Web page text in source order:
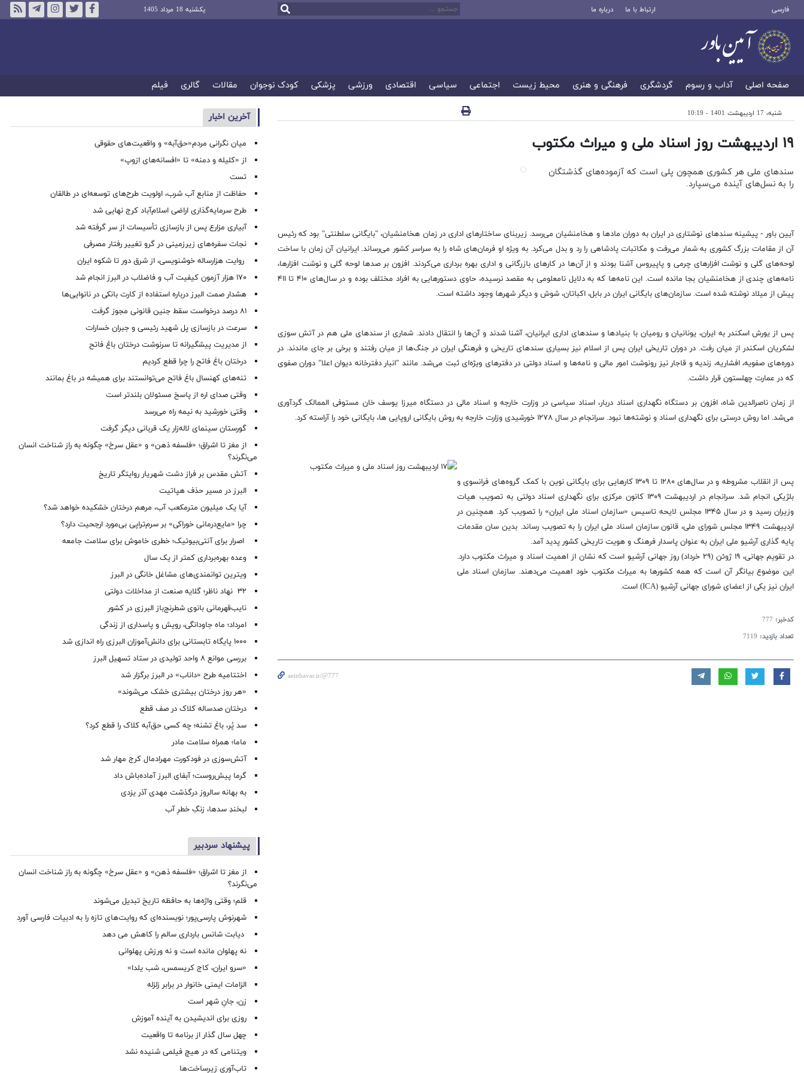
فارسی ارتباط با ما درباره ما یکشنبه 18 مرداد 1405
صفحه اصلی آداب و رسوم گردشگری فرهنگی و هنری محیط زیست اجتماعی سیاسی اقتصادی ورزشی پزشکی کودک نوجوان مقالات گالری فیلم
شنبه، 17 اردیبهشت 1401 - 10:19
۱۹ اردیبهشت روز اسناد ملی و میراث مکتوب
­سند‌های ملی هر کشوری همچون پلی است که آزموده‌های گذشتگان
را به نسل‌های آینده می‌سپارد.
آیین باور - پیشینه سند‌های نوشتاری در ایران به دوران ماد‌ها و هخامنشیان می‌رسد. زیربنای ساختار‌های اداری در زمان هخامنشیان، "بایگانی سلطنتی" بود که رئیس
آن از مقامات بزرگ کشوری به شمار می‌رفت و مکاتبات پادشاهی را رد و بدل می‌کرد. به ویژه او فرمان‌های شاه را به سراسر کشور می‌رساند. ایرانیان آن زمان با ساخت
لوحه‌های گلی و نوشت افزار‌های چرمی و پاپیروس آشنا بودند و از آن‌ها در کار‌های بازرگانی و اداری بهره برداری می‌کردند. افزون بر صد‌ها لوحه گلی و نوشت افزارها،
نامه‌های چندی از هخامنشیان بجا مانده است. این نامه‌ها که به دلایل نامعلومی به مقصد نرسیده، حاوی دستور‌هایی به افراد مختلف بوده و در سال‌های ۴۱۰ تا ۴۱۱
پیش از میلاد نوشته شده است. سازمان‌های بایگانی ایران در بابل، اکباتان، شوش و دیگر شهر‌ها وجود داشته است.
پس از یورش اسکندر به ایران، یونانیان و رومیان با بنیاد‌ها و سند‌های اداری ایرانیان، آشنا شدند و آن‌ها را انتقال دادند. شماری از سند‌های ملی هم در آتش سوزی
لشکریان اسکندر از میان رفت. در دوران تاریخی ایران پس از اسلام نیز بسیاری سند‌های تاریخی و فرهنگی ایران در جنگ‌ها از میان رفتند و برخی بر جای ماندند. در
دوره‌های صفویه، افشاریه، زندیه و قاجار نیز رونوشت امور مالی و نامه‌ها و اسناد دولتی در دفتر‌های ویژه‌ای ثبت می‌شد. مانند "انبار دفترخانه دیوان اعلا" دوران صفوی
که در عمارت چهلستون قرار داشت.
از زمان ناصرالدین شاه، افزون بر دستگاه نگهداری اسناد دربار، اسناد سیاسی در وزارت خارجه و اسناد مالی در دستگاه میرزا یوسف خان مستوفی الممالک گردآوری
می‌شد. اما روش درستی برای نگهداری اسناد و نوشته‌ها نبود. سرانجام در سال ۱۲۷۸ خورشیدی وزارت خارجه به روش بایگانی اروپایی ها، بایگانی خود را آراسته کرد.
پس از انقلاب مشروطه و در سال‌های ۱۲۸۰ تا ۱۳۰۹ کار‌هایی برای بایگانی نوین با کمک گروه‌های فرانسوی و
بلژیکی انجام شد. سرانجام در اردیبهشت ۱۳۰۹ کانون مرکزی برای نگهداری اسناد دولتی به تصویب هیات
وزیران رسید و در سال ۱۳۴۵ مجلس لایحه تاسیس «سازمان اسناد ملی ایران» را تصویب کرد. همچنین در
اردیبهشت ۱۳۴۹ مجلس شورای ملی، قانون سازمان اسناد ملی ایران را به تصویب رساند. بدین سان مقدمات
پایه گذاری آرشیو ملی ایران به عنوان پاسدار فرهنگ و هویت تاریخی کشور پدید آمد.
در تقویم جهانی، ۱۹ ژوئن (۲۹ خرداد) روز جهانی آرشیو است که نشان از اهمیت اسناد و میراث مکتوب دارد.
این موضوع بیانگر آن است که همه کشور‌ها به میراث مکتوب خود اهمیت می‌دهند. سازمان اسناد ملی
ایران نیز یکی از اعضای شورای جهانی آرشیو (ICA) است.
کدخبر: 777
تعداد بازدید: 7119
aeinbavar.ir/@777
آخرین اخبار
میان نگرانی مردم«حق‌آبه» و واقعیت‌های حقوقی
از «کلیله و دمنه» تا «افسانه‌های ازوپ»
تست
حفاظت از منابع آب شرب، اولویت طرح‌های توسعه‌ای در طالقان
طرح سرمایه‌گذاری اراضی اسلام‌آباد کرج نهایی شد
آبیاری مزارع پس از بازسازی تأسیسات از سر گرفته شد
نجات سفره‌های زیرزمینی در گرو تغییر رفتار مصرفی
روایت هزارساله خوشنویسی، از شرق دور تا شکوه ایران
۱۷۰ هزار آزمون کیفیت آب و فاضلاب در البرز انجام شد
هشدار صمت البرز درباره استفاده از کارت بانکی در نانوایی‌ها
۸۱ درصد درخواست‌ سقط جنین قانونی مجوز گرفت
سرعت در بازسازی پل شهید رئیسی و جبران خسارات
از مدیریت پیشگیرانه تا سرنوشت درختان باغ فاتح
درختان باغ فاتح را چرا قطع کردیم
تنه‌های کهنسال باغ فاتح می‌توانستند برای همیشه در باغ بمانند
وقتی صدای اره از پاسخ مسئولان بلندتر است
وقتی خورشید به نیمه راه می‌رسد
گورستان سینمای لاله‌زار یک قربانی دیگر گرفت
از مغز تا اشراق؛ «فلسفه ذهن» و «عقل سرخ» چگونه به راز شناخت انسان
می‌نگرند؟
آتش مقدس بر فراز دشت شهریار روایتگر تاریخ
البرز در مسیر حذف هپاتیت
آیا یک میلیون مترمکعب آب، مرهم درختان خشکیده خواهد شد؟
چرا «مایع‌درمانی خوراکی» بر سرم‌تراپی بی‌مورد ارجحیت دارد؟
اصرار برای آنتی‌بیوتیک؛ خطری خاموش برای سلامت جامعه
وعده بهره‌برداری کمتر از یک سال
ویترین توانمندی‌های مشاغل خانگی در البرز
۳۲ نهاد ناظر؛ گلایه صنعت از مداخلات دولتی
نایب‌قهرمانی بانوی شطرنج‌باز البرزی در کشور
امرداد؛ ماه جاودانگی، رویش و پاسداری از زندگی
۱۰۰۰ پایگاه تابستانی برای دانش‌آموزان البرزی راه اندازی شد
بررسی موانع ۸ واحد تولیدی در ستاد تسهیل البرز
اختتامیه طرح «داناب» در البرز برگزار شد
«هر روز درختان بیشتری خشک می‌شوند»
درختان صدساله کلاک در صف قطع
سد پُر، باغ تشنه؛ چه کسی حق‌آبه کلاک را قطع کرد؟
ماما؛ همراه سلامت مادر
آتش‌سوزی در فودکورت مهرادمال کرج مهار شد
گرما پیش‌روست؛ آبفای البرز آماده‌باش داد
به بهانه سالروز درگذشت مهدی آذر یزدی
لبخندِ سدها، زنگِ خطرِ آب
پیشنهاد سردبیر
از مغز تا اشراق؛ «فلسفه ذهن» و «عقل سرخ» چگونه به راز شناخت انسان
می‌نگرند؟
قلم؛ وقتی واژه‌ها به حافظه تاریخ تبدیل می‌شوند
شهرنوش پارسی‌پور؛ نویسنده‌ای که روایت‌های تازه را به ادبیات فارسی آورد
دیابت شانس بارداری سالم را کاهش می دهد
نه پهلوان مانده است و نه ورزش پهلوانی
«سرو ایران، کاج کریسمس، شب یلدا»
الزامات ایمنی خانوار در برابر زلزله
زن، جانِ شهر است
روزی برای اندیشیدن به آینده آموزش
چهل سال گذار از برنامه تا واقعیت
ویتنامی که در هیچ فیلمی شنیده نشد
تاب‌آوری زیرساخت‌ها